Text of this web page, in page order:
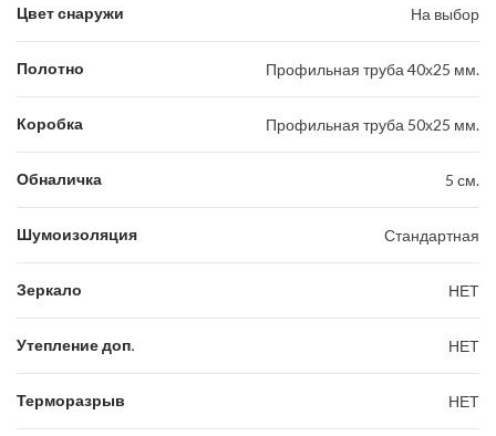
Цвет снаружи На выбор
Полотно Профильная труба 40х25 мм.
Коробка Профильная труба 50х25 мм.
Обналичка 5 см.
Шумоизоляция Стандартная
Зеркало НЕТ
Утепление доп. НЕТ
Терморазрыв НЕТ